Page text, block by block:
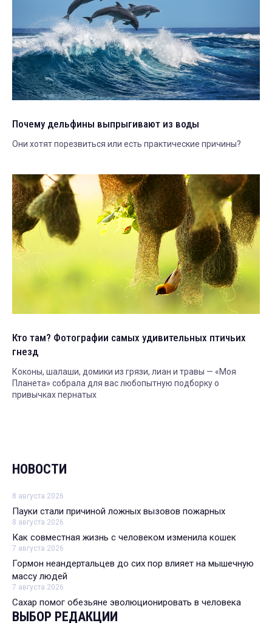
Почему дельфины выпрыгивают из воды
Они хотят порезвиться или есть практические причины?
Кто там? Фотографии самых удивительных птичьих
гнезд
Коконы, шалаши, домики из грязи, лиан и травы — «Моя
Планета» собрала для вас любопытную подборку о
привычках пернатых
НОВОСТИ
8 августа 2026
Пауки стали причиной ложных вызовов пожарных
8 августа 2026
Как совместная жизнь с человеком изменила кошек
7 августа 2026
Гормон неандертальцев до сих пор влияет на мышечную
массу людей
7 августа 2026
Сахар помог обезьяне эволюционировать в человека
ВЫБОР РЕДАКЦИИ